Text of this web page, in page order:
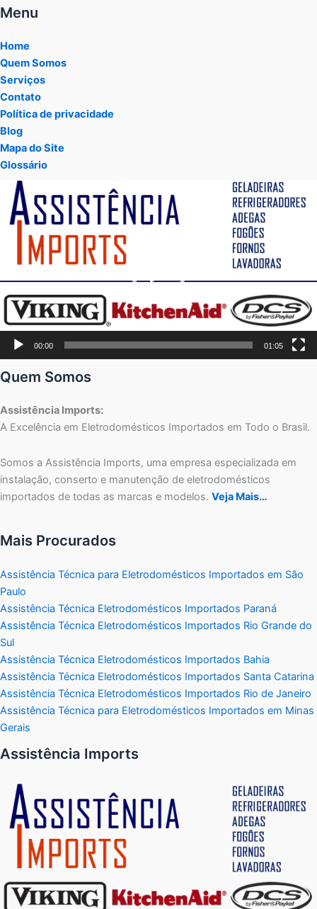
Menu
Home
Quem Somos
Serviços
Contato
Política de privacidade
Blog
Mapa do Site
Glossário
Tocador
vídeo
00:00 01:05
Quem Somos
Assistência Imports:
A Excelência em Eletrodomésticos Importados em Todo o Brasil.
Somos a Assistência Imports, uma empresa especializada em
instalação, conserto e manutenção de eletrodomésticos
importados de todas as marcas e modelos. Veja Mais…
Mais Procurados
Assistência Técnica para Eletrodomésticos Importados em São
Paulo
Assistência Técnica Eletrodomésticos Importados Paraná
Assistência Técnica Eletrodomésticos Importados Rio Grande do
Sul
Assistência Técnica Eletrodomésticos Importados Bahia
Assistência Técnica Eletrodomésticos Importados Santa Catarina
Assistência Técnica Eletrodomésticos Importados Rio de Janeiro
Assistência Técnica para Eletrodomésticos Importados em Minas
Gerais
Assistência Imports